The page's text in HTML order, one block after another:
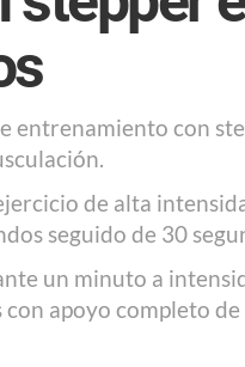
entrenamiento con
de alta
seguido de 30
un minuto a
apoyo completo